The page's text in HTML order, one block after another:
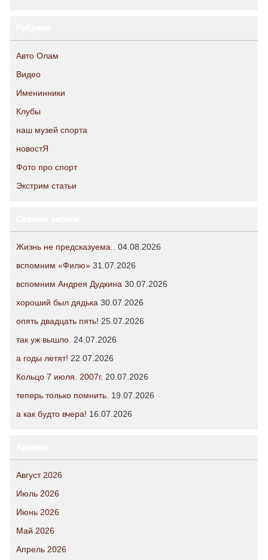
Авто Олам
Видео
Именинники
Клубы
наш музей спорта
новостЯ
Фото про спорт
Экстрим статьи
Жизнь не предсказуема..
04.08.2026
вспомним «Филю» 31.07.2026
вспомним Андрея Дудкина 30.07.2026
хороший был дядька 30.07.2026
опять двадцать пять! 25.07.2026
так уж вышло. 24.07.2026
а годы летят! 22.07.2026
Кольцо 7 июля. 2007г. 20.07.2026
теперь только помнить. 19.07.2026
а как будто вчера! 16.07.2026
Август 2026
Июль 2026
Июнь 2026
Май 2026
Апрель 2026